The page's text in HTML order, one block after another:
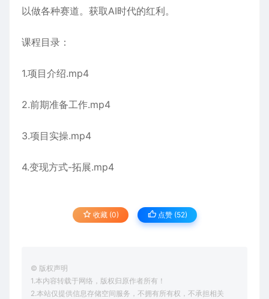
以做各种赛道。获取AI时代的红利。
课程目录：
1.项目介绍.mp4
2.前期准备工作.mp4
3.项目实操.mp4
4.变现方式-拓展.mp4
收藏 (0) 点赞 (52)
© 版权声明
1.本内容转载于网络，版权归原作者所有！
2.本站仅提供信息存储空间服务，不拥有所有权，不承担相关